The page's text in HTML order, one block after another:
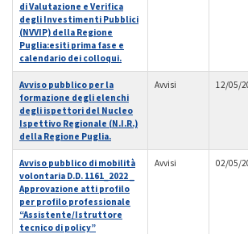
di Valutazione e Verifica
degli Investimenti Pubblici
(NVVIP) della Regione
Puglia:esiti prima fase e
calendario dei colloqui.
Avviso pubblico per la
formazione degli elenchi
degli ispettori del Nucleo
Ispettivo Regionale (N.I.R.)
della Regione Puglia.
Avvisi 12/05/
Avviso pubblico di mobilità
volontaria D.D. 1161_2022 _
Approvazione atti profilo
per profilo professionale
“Assistente/Istruttore
tecnico di policy”
Avvisi 02/05/